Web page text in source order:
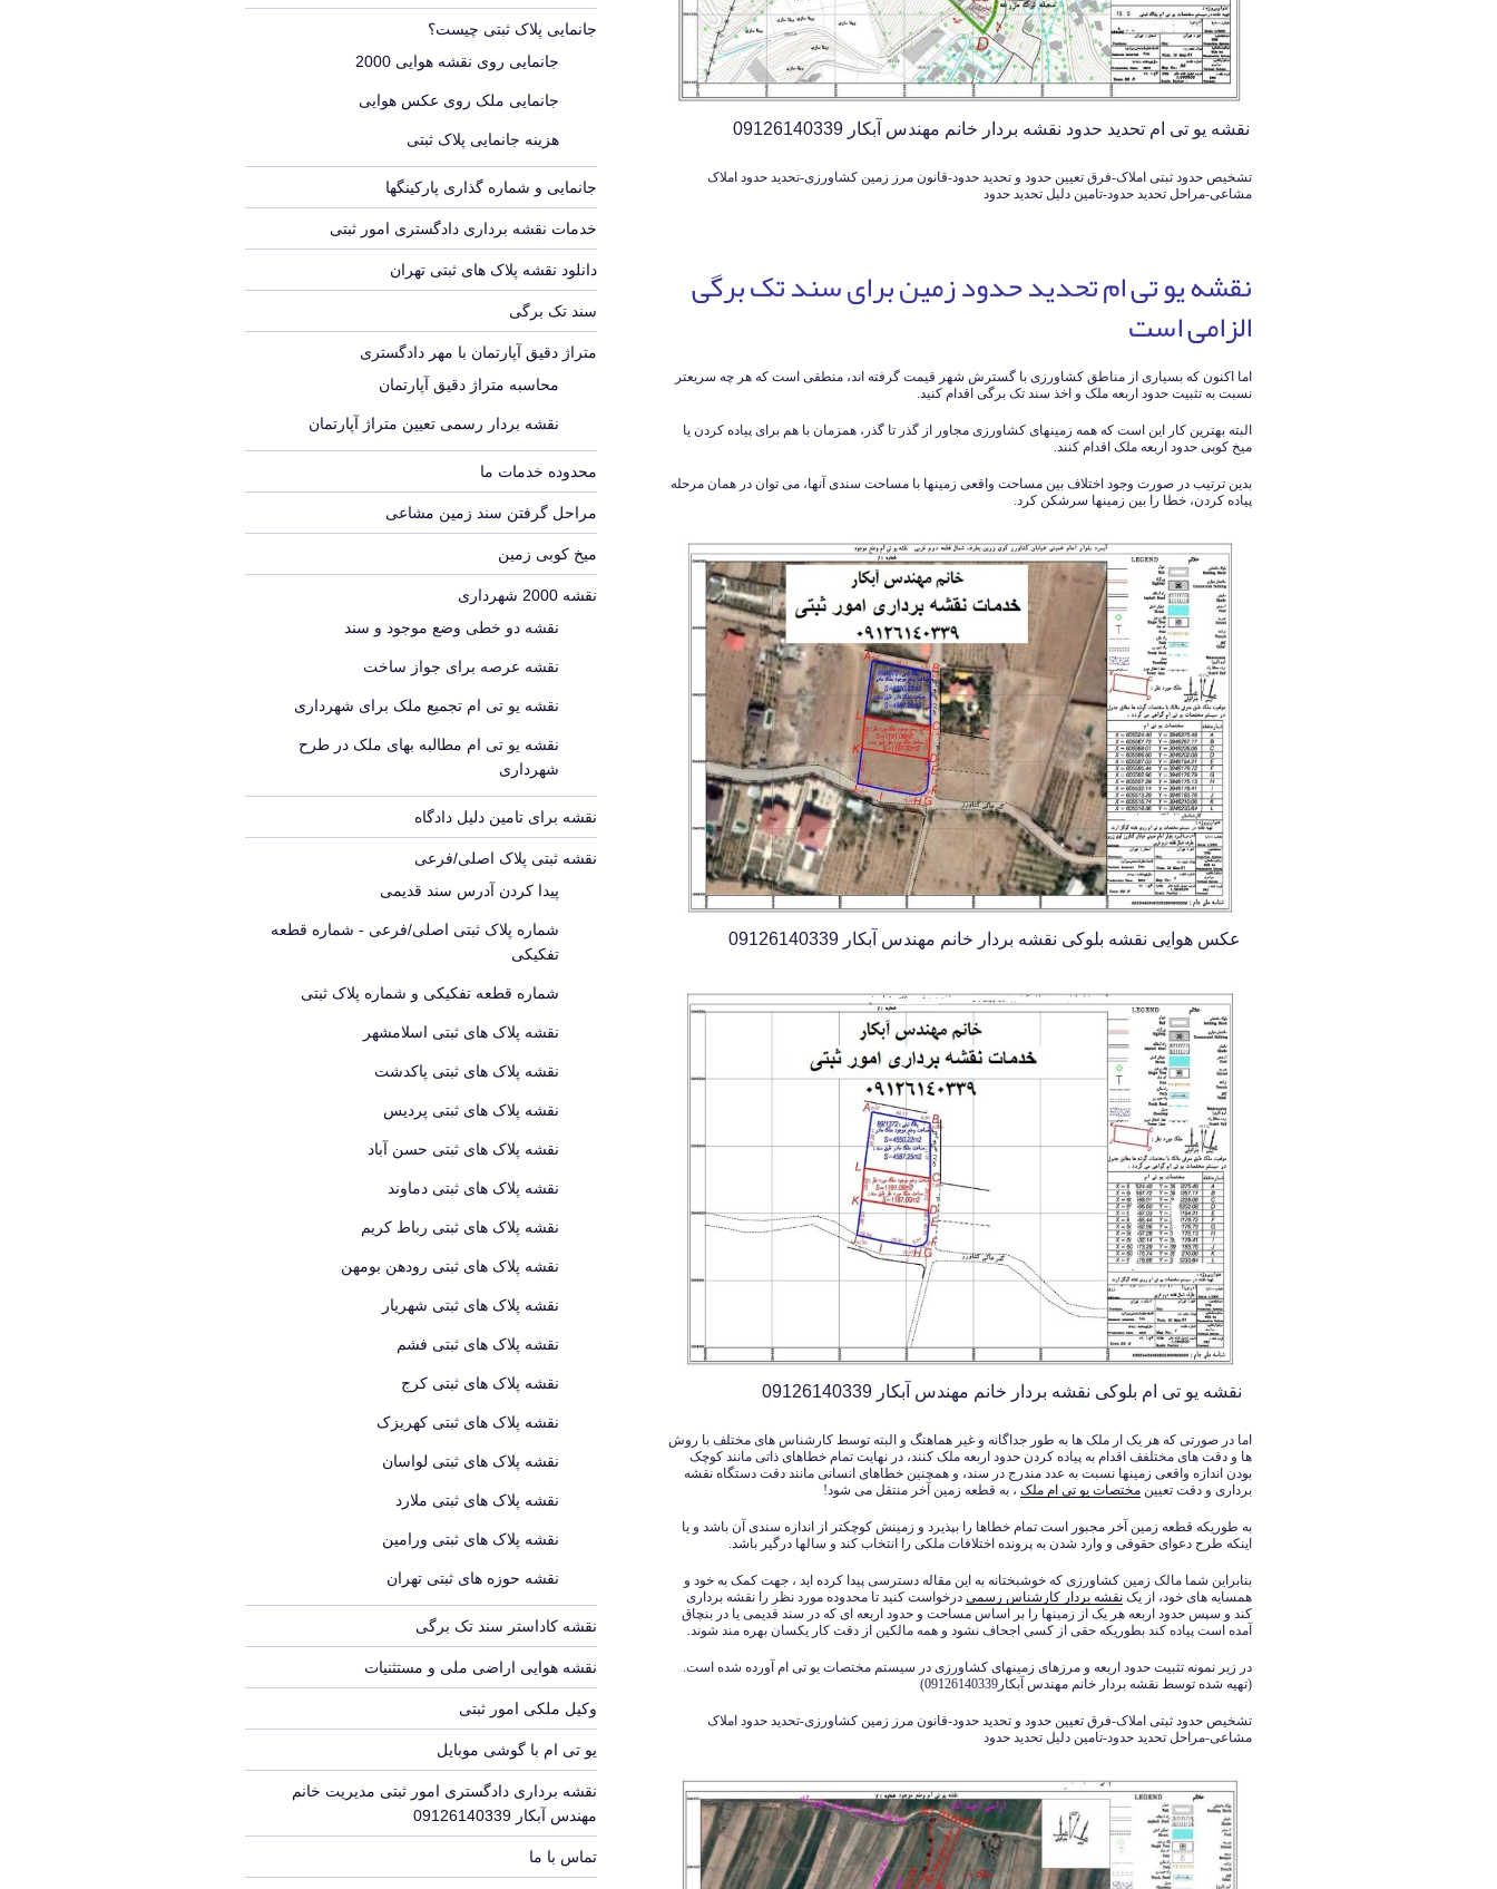
نقشه یو تی ام تحدید حدود نقشه بردار خانم مهندس آبکار 09126140339
تشخیص حدود ثبتی املاک-فرق تعیین حدود و تحدید حدود-قانون مرز زمین کشاورزی-تحدید حدود املاک
مشاعی-مراحل تحدید حدود-تامین دلیل تحدید حدود
نقشه یو تی ام تحدید حدود زمین برای سند تک برگی
الزامی است
اما اکنون که بسیاری از مناطق کشاورزی با گسترش شهر قیمت گرفته اند، منطقی است که هر چه سریعتر
نسبت به تثبیت حدود اربعه ملک و اخذ سند تک برگی اقدام کنید.
البته بهترین کار این است که همه زمینهای کشاورزی مجاور از گذر تا گذر، همزمان با هم برای پیاده کردن یا
میخ کوبی حدود اربعه ملک اقدام کنند.
بدین ترتیب در صورت وجود اختلاف بین مساحت واقعی زمینها با مساحت سندی آنها، می توان در همان مرحله
پیاده کردن، خطا را بین زمینها سرشکن کرد.
عکس هوایی نقشه بلوکی نقشه بردار خانم مهندس آبکار 09126140339
نقشه یو تی ام بلوکی نقشه بردار خانم مهندس آبکار 09126140339
اما در صورتی که هر یک ار ملک ها به طور جداگانه و غیر هماهنگ و البته توسط کارشناس های مختلف با روش
ها و دقت های مختلفف اقدام به پیاده کردن حدود اربعه ملک کنند، در نهایت تمام خطاهای ذاتی مانند کوچک
بودن اندازه واقعی زمینها نسبت به عدد مندرج در سند، و همچنین خطاهای انسانی مانند دقت دستگاه نقشه
برداری و دقت تعیین مختصات یو تی ام ملک ، به قطعه زمین آخر منتقل می شود!
به طوریکه قطعه زمین آخر مجبور است تمام خطاها را بپذیرد و زمینش کوچکتر از اندازه سندی آن باشد و یا
اینکه طرح دعوای حقوقی و وارد شدن به پرونده اختلافات ملکی را انتخاب کند و سالها درگیر باشد.
بنابراین شما مالک زمین کشاورزی که خوشبختانه به این مقاله دسترسی پیدا کرده اید ، جهت کمک به خود و
همسایه های خود، از یک نقشه بردار کارشناس رسمی درخواست کنید تا محدوده مورد نظر را نقشه برداری
کند و سپس حدود اربعه هر یک از زمینها را بر اساس مساحت و حدود اربعه ای که در سند قدیمی یا در بنچاق
آمده است پیاده کند بطوریکه حقی از کسی اجحاف نشود و همه مالکین از دقت کار یکسان بهره مند شوند.
در زیر نمونه تثبیت حدود اربعه و مرزهای زمینهای کشاورزی در سیستم مختصات یو تی ام آورده شده است.
(تهیه شده توسط نقشه بردار خانم مهندس آبکار09126140339)
تشخیص حدود ثبتی املاک-فرق تعیین حدود و تحدید حدود-قانون مرز زمین کشاورزی-تحدید حدود املاک
مشاعی-مراحل تحدید حدود-تامین دلیل تحدید حدود
جانمایی پلاک ثبتی چیست؟
جانمایی روی نقشه هوایی 2000
جانمایی ملک روی عکس هوایی
هزینه جانمایی پلاک ثبتی
جانمایی و شماره گذاری پارکینگها
خدمات نقشه برداری دادگستری امور ثبتی
دانلود نقشه پلاک های ثبتی تهران
سند تک برگی
متراژ دقیق آپارتمان با مهر دادگستری
محاسبه متراژ دقیق آپارتمان
نقشه بردار رسمی تعیین متراژ آپارتمان
محدوده خدمات ما
مراحل گرفتن سند زمین مشاعی
میخ کوبی زمین
نقشه 2000 شهرداری
نقشه دو خطی وضع موجود و سند
نقشه عرصه برای جواز ساخت
نقشه یو تی ام تجمیع ملک برای شهرداری
نقشه یو تی ام مطالبه بهای ملک در طرح
شهرداری
نقشه برای تامین دلیل دادگاه
نقشه ثبتی پلاک اصلی/فرعی
پیدا کردن آدرس سند قدیمی
شماره پلاک ثبتی اصلی/فرعی - شماره قطعه
تفکیکی
شماره قطعه تفکیکی و شماره پلاک ثبتی
نقشه پلاک های ثبتی اسلامشهر
نقشه پلاک های ثبتی پاکدشت
نقشه پلاک های ثبتی پردیس
نقشه پلاک های ثبتی حسن آباد
نقشه پلاک های ثبتی دماوند
نقشه پلاک های ثبتی رباط کریم
نقشه پلاک های ثبتی رودهن بومهن
نقشه پلاک های ثبتی شهریار
نقشه پلاک های ثبتی فشم
نقشه پلاک های ثبتی کرج
نقشه پلاک های ثبتی کهریزک
نقشه پلاک های ثبتی لواسان
نقشه پلاک های ثبتی ملارد
نقشه پلاک های ثبتی ورامین
نقشه حوزه های ثبتی تهران
نقشه کاداستر سند تک برگی
نقشه هوایی اراضی ملی و مستثنیات
وکیل ملکی امور ثبتی
یو تی ام با گوشی موبایل
نقشه برداری دادگستری امور ثبتی مدیریت خانم
مهندس آبکار 09126140339
تماس با ما